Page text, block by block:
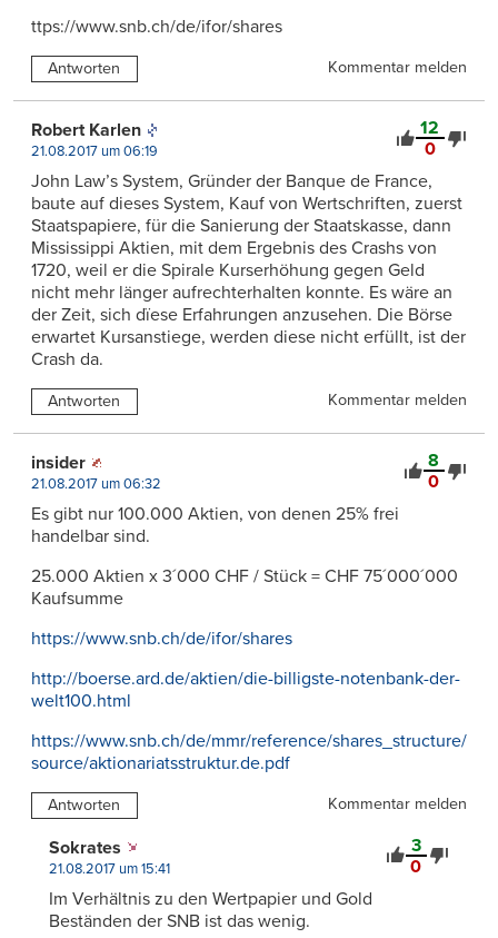
ttps://www.snb.ch/de/ifor/shares
Antworten Kommentar melden
12
0
Robert Karlen
21.08.2017 um 06:19
John Law’s System, Gründer der Banque de France,
baute auf dieses System, Kauf von Wertschriften, zuerst
Staatspapiere, für die Sanierung der Staatskasse, dann
Mississippi Aktien, mit dem Ergebnis des Crashs von
1720, weil er die Spirale Kurserhöhung gegen Geld
nicht mehr länger aufrechterhalten konnte. Es wäre an
der Zeit, sich dïese Erfahrungen anzusehen. Die Börse
erwartet Kursanstiege, werden diese nicht erfüllt, ist der
Crash da.
Antworten Kommentar melden
8
0
insider
21.08.2017 um 06:32
Es gibt nur 100.000 Aktien, von denen 25% frei
handelbar sind.
25.000 Aktien x 3´000 CHF / Stück = CHF 75´000´000
Kaufsumme
https://www.snb.ch/de/ifor/shares
http://boerse.ard.de/aktien/die-billigste-notenbank-der-
welt100.html
https://www.snb.ch/de/mmr/reference/shares_structure/
source/aktionariatsstruktur.de.pdf
Antworten Kommentar melden
3
0
Sokrates
21.08.2017 um 15:41
Im Verhältnis zu den Wertpapier und Gold
Beständen der SNB ist das wenig.